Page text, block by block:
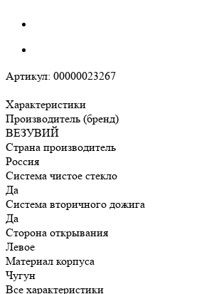
Артикул: 00000023267
Характеристики
Производитель (бренд)
ВЕЗУВИЙ
Страна производитель
Россия
Система чистое стекло
Да
Система вторичного дожига
Да
Сторона открывания
Левое
Материал корпуса
Чугун
Все характеристики